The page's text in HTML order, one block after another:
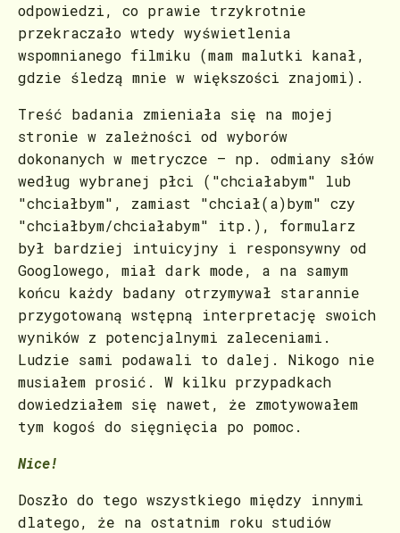
odpowiedzi, co prawie trzykrotnie
przekraczało wtedy wyświetlenia
wspomnianego filmiku (mam malutki kanał,
gdzie śledzą mnie w większości znajomi).
Treść badania zmieniała się na mojej
stronie w zależności od wyborów
dokonanych w metryczce – np. odmiany słów
według wybranej płci ("chciałabym" lub
"chciałbym", zamiast "chciał(a)bym" czy
"chciałbym/chciałabym" itp.), formularz
był bardziej intuicyjny i responsywny od
Googlowego, miał dark mode, a na samym
końcu każdy badany otrzymywał starannie
przygotowaną wstępną interpretację swoich
wyników z potencjalnymi zaleceniami.
Ludzie sami podawali to dalej. Nikogo nie
musiałem prosić. W kilku przypadkach
dowiedziałem się nawet, że zmotywowałem
tym kogoś do sięgnięcia po pomoc.
Nice!
Doszło do tego wszystkiego między innymi
dlatego, że na ostatnim roku studiów